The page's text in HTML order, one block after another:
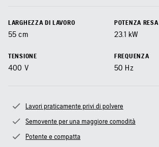
LARGHEZZA DI LAVORO
55 cm
POTENZA RESA
23.1 kW
TENSIONE
400 V
FREQUENZA
50 Hz
Lavori praticamente privi di polvere
Semovente per una maggiore comodità
Potente e compatta